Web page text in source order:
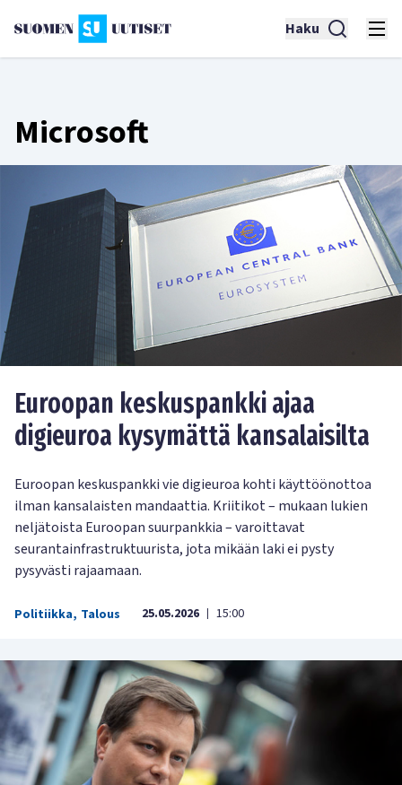
Haku
Microsoft
Euroopan keskuspankki ajaa
digieuroa kysymättä kansalaisilta
Euroopan keskuspankki vie digieuroa kohti käyttöönottoa
ilman kansalaisten mandaattia. Kriitikot – mukaan lukien
neljätoista Euroopan suurpankkia – varoittavat
seurantainfrastruktuurista, jota mikään laki ei pysty
pysyvästi rajaamaan.
Politiikka, Talous 25.05.2026 | 15:00